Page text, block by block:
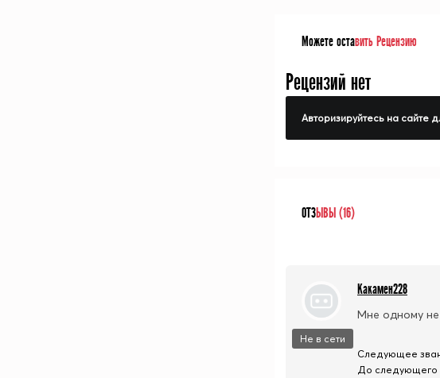
Можете оставить Рецензию
Рецензий нет
Авторизируйтесь на сайте
ОТЗЫВЫ (16)
Не в сети
Какамен228
Мне одному
Следующее
До следующего